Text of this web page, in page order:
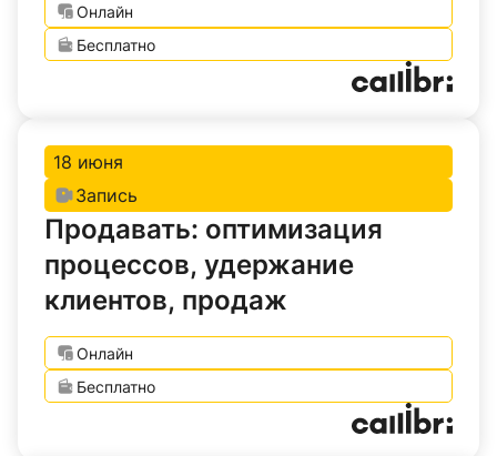
Онлайн
Бесплатно
18 июня
Запись
Продавать: оптимизация
процессов, удержание
клиентов, продаж
Онлайн
Бесплатно